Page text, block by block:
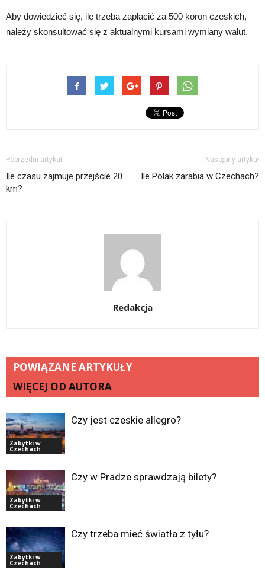
Aby dowiedzieć się, ile trzeba zapłacić za 500 koron czeskich,
należy skonsultować się z aktualnymi kursami wymiany walut.
Poprzedni artykuł
Ile czasu zajmuje przejście 20
km?
Następny artykuł
Ile Polak zarabia w Czechach?
Redakcja
POWIĄZANE ARTYKUŁY
WIĘCEJ OD AUTORA
Zabytki w
Czechach
Czy jest czeskie allegro?
Zabytki w
Czechach
Czy w Pradze sprawdzają bilety?
Zabytki w
Czechach
Czy trzeba mieć światła z tyłu?